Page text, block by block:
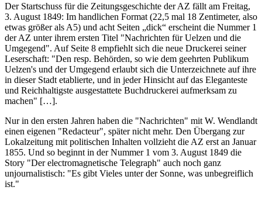
Der Startschuss für die Zeitungsgeschichte der AZ fällt am Freitag,
3. August 1849: Im handlichen Format (22,5 mal 18 Zentimeter, also
etwas größer als A5) und acht Seiten „dick“ erscheint die Nummer 1
der AZ unter ihrem ersten Titel "Nachrichten für Uelzen und die
Umgegend". Auf Seite 8 empfiehlt sich die neue Druckerei seiner
Leserschaft: "Den resp. Behörden, so wie dem geehrten Publikum
Uelzen's und der Umgegend erlaubt sich die Unterzeichnete auf ihre
in dieser Stadt etablierte, und in jeder Hinsicht auf das Eleganteste
und Reichhaltigste ausgestattete Buchdruckerei aufmerksam zu
machen" […].
Nur in den ersten Jahren haben die "Nachrichten" mit W. Wendlandt
einen eigenen "Redacteur", später nicht mehr. Den Übergang zur
Lokalzeitung mit politischen Inhalten vollzieht die AZ erst an Januar
1855. Und so beginnt in der Nummer 1 vom 3. August 1849 die
Story "Der electromagnetische Telegraph" auch noch ganz
unjournalistisch: "Es gibt Vieles unter der Sonne, was unbegreiflich
ist."